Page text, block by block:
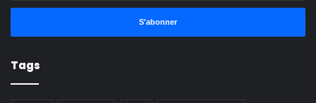
adresse
Tags